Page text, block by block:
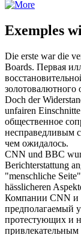
Exemples
Die erste war die
Boards. Первая
золотовалютного
Doch der
unfairen
общественное
несправедливым
чем ожидалось.
CNN und BBC
Berichterstattung
"menschliche
hässlicheren
Компании CNN и
предполагаемый
протестующих и
привлекательным